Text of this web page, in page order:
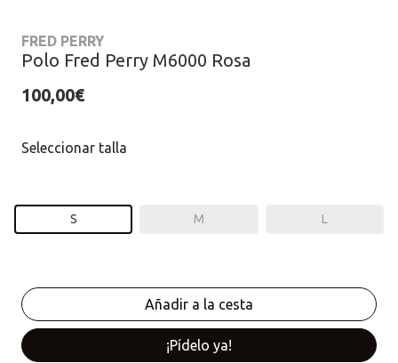
FRED PERRY
Polo Fred Perry M6000 Rosa
100,00€
Seleccionar talla
S M L
¡Pídelo ya!